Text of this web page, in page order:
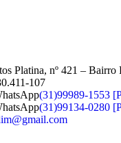
Platina, nº 421 –
107
(31)99989-1553
(31)99134-0280